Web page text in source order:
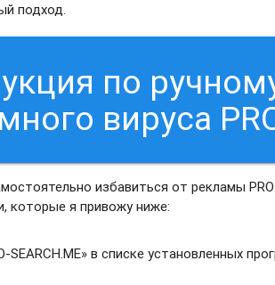
подход.
по
вируса
избавиться от рекламы
которые я привожу ниже:
SEARCH.ME» в списке установленных